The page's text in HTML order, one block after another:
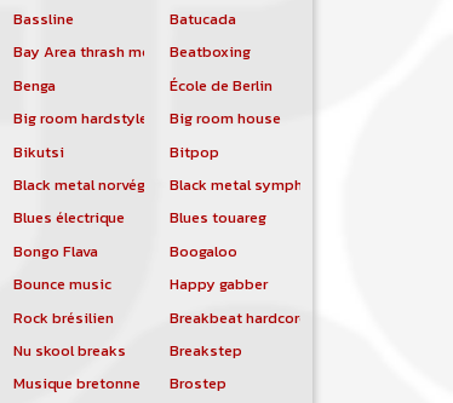
Bassline
Batucada
Bay Area thrash metal Beatboxing
Benga
École de Berlin
Big room hardstyle
Big room house
Bikutsi
Bitpop
Black metal norvégien
Black metal symphonique
Blues électrique
Blues touareg
Bongo Flava
Boogaloo
Bounce music
Happy gabber
Rock brésilien
Breakbeat hardcore
Nu skool breaks
Breakstep
Musique bretonne
Brostep